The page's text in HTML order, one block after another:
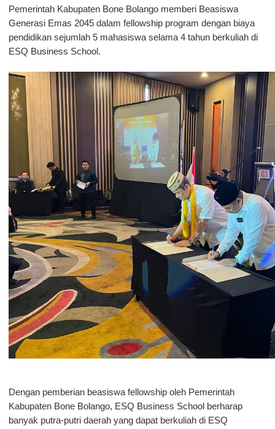
Pemerintah Kabupaten Bone Bolango memberi Beasiswa
Generasi Emas 2045 dalam fellowship program dengan biaya
pendidikan sejumlah 5 mahasiswa selama 4 tahun berkuliah di
ESQ Business School.
Dengan pemberian beasiswa fellowship oleh Pemerintah
Kabupaten Bone Bolango, ESQ Business School berharap
banyak putra-putri daerah yang dapat berkuliah di ESQ